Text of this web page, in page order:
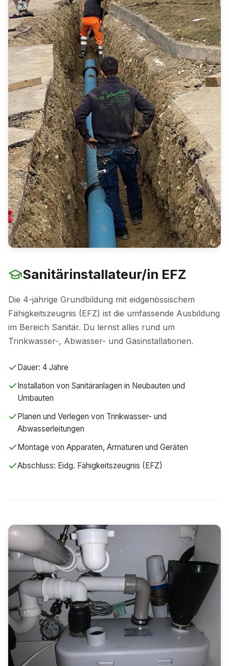
Sanitärinstallateur/in EFZ
Die 4-jährige Grundbildung mit eidgenössischem
Fähigkeitszeugnis (EFZ) ist die umfassende Ausbildung
im Bereich Sanitär. Du lernst alles rund um
Trinkwasser-, Abwasser- und Gasinstallationen.
Dauer: 4 Jahre
Installation von Sanitäranlagen in Neubauten und
Umbauten
Planen und Verlegen von Trinkwasser- und
Abwasserleitungen
Montage von Apparaten, Armaturen und Geräten
Abschluss: Eidg. Fähigkeitszeugnis (EFZ)